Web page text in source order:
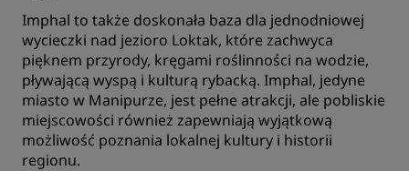
Imphal to także doskonała baza dla jednodniowej
wycieczki nad jezioro Loktak, które zachwyca
pięknem przyrody, kręgami roślinności na wodzie,
pływającą wyspą i kulturą rybacką. Imphal, jedyne
miasto w Manipurze, jest pełne atrakcji, ale pobliskie
miejscowości również zapewniają wyjątkową
możliwość poznania lokalnej kultury i historii
regionu.